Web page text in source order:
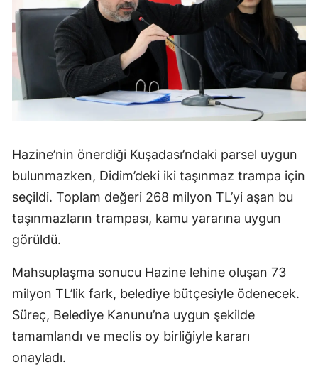
Hazine’nin önerdiği Kuşadası’ndaki parsel uygun
bulunmazken, Didim’deki iki taşınmaz trampa için
seçildi. Toplam değeri 268 milyon TL’yi aşan bu
taşınmazların trampası, kamu yararına uygun
görüldü.
Mahsuplaşma sonucu Hazine lehine oluşan 73
milyon TL’lik fark, belediye bütçesiyle ödenecek.
Süreç, Belediye Kanunu’na uygun şekilde
tamamlandı ve meclis oy birliğiyle kararı
onayladı.